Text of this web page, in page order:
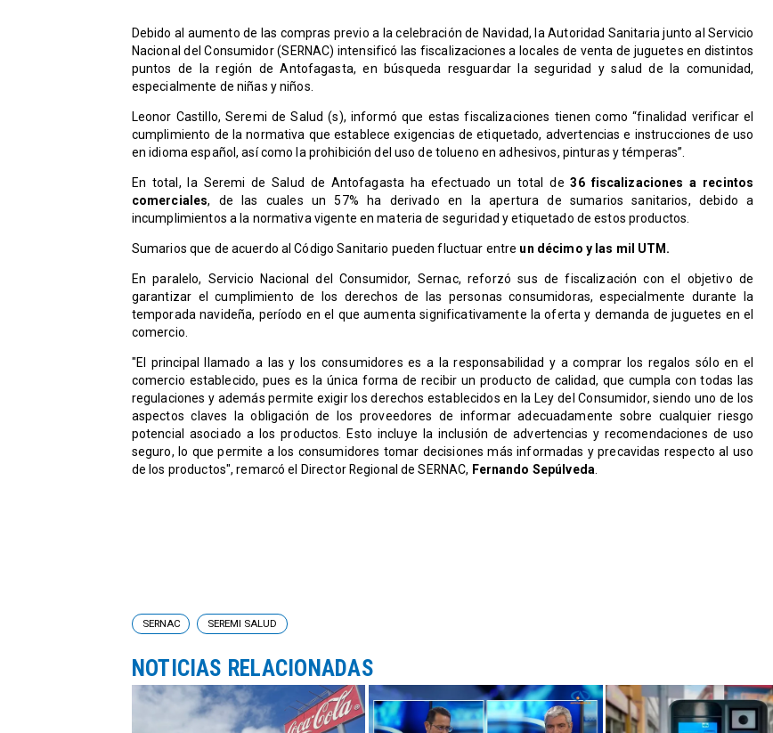
Debido al aumento de las compras previo a la celebración de Navidad, la Autoridad Sanitaria junto al Servicio
Nacional del Consumidor (SERNAC) intensificó las fiscalizaciones a locales de venta de juguetes en distintos
puntos de la región de Antofagasta, en búsqueda resguardar la seguridad y salud de la comunidad,
especialmente de niñas y niños.
​Leonor Castillo, Seremi de Salud (s), informó que estas fiscalizaciones tienen como “finalidad verificar el
cumplimiento de la normativa que establece exigencias de etiquetado, advertencias e instrucciones de uso
en idioma español, así como la prohibición del uso de tolueno en adhesivos, pinturas y témperas”.
En total, la Seremi de Salud de Antofagasta ha efectuado un total de36 fiscalizaciones a recintos
comerciales, de las cuales un 57% ha derivado en la apertura de sumarios sanitarios, debido a
incumplimientos a la normativa vigente en materia de seguridad y etiquetado de estos productos.
Sumarios que de acuerdo al Código Sanitario pueden fluctuar entre un décimo y las mil UTM.
​En paralelo, Servicio Nacional del Consumidor, Sernac, reforzó sus de fiscalización con el objetivo de
garantizar el cumplimiento de los derechos de las personas consumidoras, especialmente durante la
temporada navideña, período en el que aumenta significativamente la oferta y demanda de juguetes en el
comercio.
"El principal llamado a las y los consumidores es a la responsabilidad y a comprar los regalos sólo en el
comercio establecido, pues es la única forma de recibir un producto de calidad, que cumpla con todas las
regulaciones y además permite exigir los derechos establecidos en la Ley del Consumidor, siendo uno de los
aspectos claves la obligación de los proveedores de informar adecuadamente sobre cualquier riesgo
potencial asociado a los productos. Esto incluye la inclusión de advertencias y recomendaciones de uso
seguro, lo que permite a los consumidores tomar decisiones más informadas y precavidas respecto al uso
de los productos", remarcó el Director Regional de SERNAC, Fernando Sepúlveda.
SERNAC SEREMI SALUD
NOTICIAS RELACIONADAS